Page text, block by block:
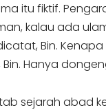
itu fiktif.
kalau ada
Bin.
Hanya
sejarah abad